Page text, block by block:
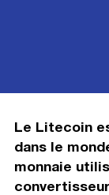
Le Litecoin
dans le
monnaie